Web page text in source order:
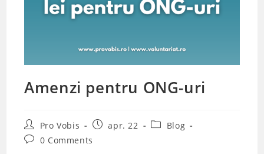
Amenzi pentru ONG-uri
Post
author:
Pro Vobis
Postapr. 22
PostBlog
Post0 Comments